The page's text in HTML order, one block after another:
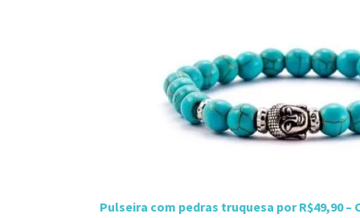
Pulseira com pedras truquesa por R$49,90 –